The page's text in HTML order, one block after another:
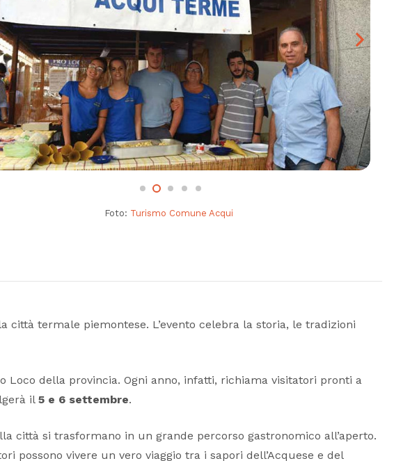
Foto: Turismo Comune Acqui
termale piemontese. L’evento celebra la storia, le tradizioni
della provincia. Ogni anno, infatti, richiama visitatori pronti a
il 5 e 6 settembre.
città si trasformano in un grande percorso gastronomico all’aperto.
possono vivere un vero viaggio tra i sapori dell’Acquese e del